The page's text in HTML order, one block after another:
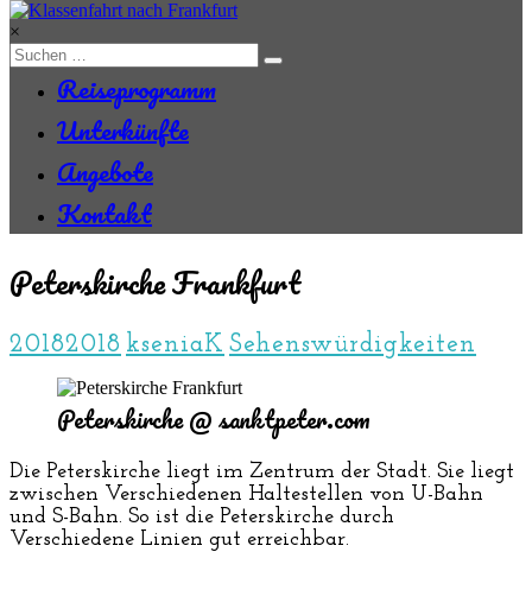
Zum
Inhalt
springen
×
Reiseprogramm
Unterkünfte
Angebote
Kontakt
Peterskirche Frankfurt
20182018 kseniaK Sehenswürdigkeiten
Peterskirche @ sanktpeter.com
Die Peterskirche liegt im Zentrum der Stadt. Sie liegt
zwischen Verschiedenen Haltestellen von U-Bahn
und S-Bahn. So ist die Peterskirche durch
Verschiedene Linien gut erreichbar.